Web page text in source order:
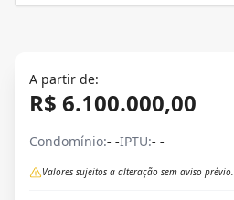
A partir de:
R$ 6.100.000,00
Condomínio:- -IPTU:- -
Valores sujeitos a alteração sem aviso prévio.